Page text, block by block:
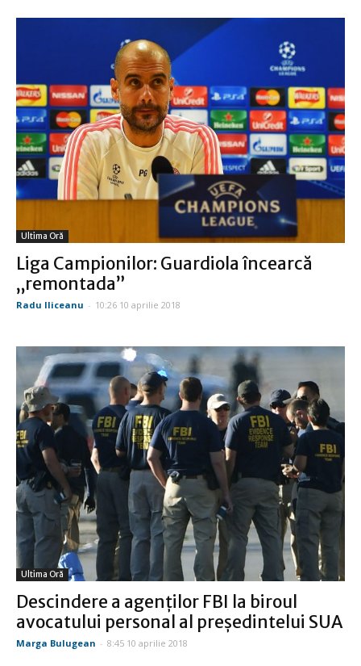
Ultima Oră
Liga Campionilor: Guardiola încearcă
„remontada”
Radu Iliceanu - 10:26 10 aprilie 2018
Ultima Oră
Descindere a agenţilor FBI la biroul
avocatului personal al preşedintelui SUA
Marga Bulugean - 8:45 10 aprilie 2018